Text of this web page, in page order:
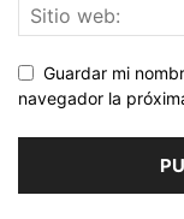
Guardar mi
navegador la